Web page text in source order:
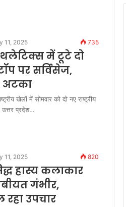
11, 2025 735
में टूटे दो
टॉप पर सर्विसेज,
अटका
खेलों में सोमवार को दो नए राष्ट्रीय
उत्तर प्रदेश…
11, 2025 820
हास्य कलाकार
गंभीर,
उपचार